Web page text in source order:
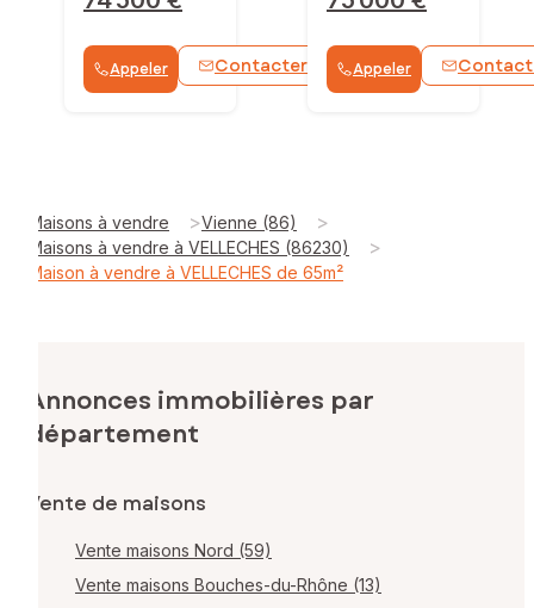
Appeler Contacter Appeler
Maisons à vendre >Vienne (86) >
Maisons à vendre à VELLECHES (86230) >
Maison à vendre à VELLECHES de 65m²
Annonces immobilières par
département
Vente de maisons
Vente maisons Nord (59)
Vente maisons Bouches-du-Rhône (13)